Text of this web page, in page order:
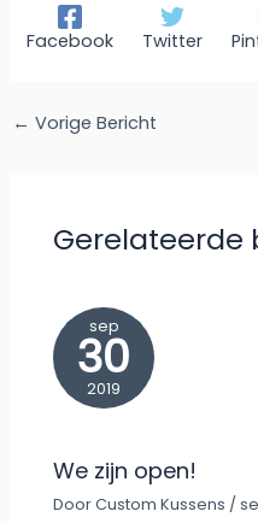
Facebook Twitter
← Vorige Bericht
Gerelateerde
sep
30
2019
We zijn open!
DoorCustom Kussens /